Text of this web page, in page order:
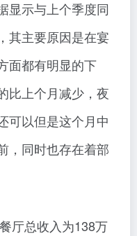
显示与上个季度同
其主要原因是在宴
面都有明显的下
比上个月减少，夜
可以但是这个月中
，同时也存在着部
厅总收入为138万